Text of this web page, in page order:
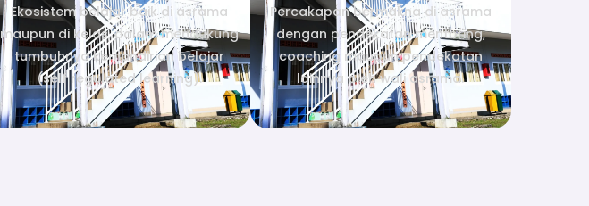
Ekosistem belajar baik di asrama
maupun di kelas, dalam mendukung
tumbuhnya kemandirian belajar
(self regulated learning).
Percakapan bermakna di asrama
dengan pendekatan mentoring,
coaching maupun pendekatan
lainnya oleh wali asrama.